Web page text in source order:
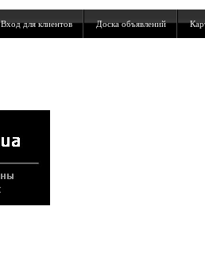
Вход для клиентов Доска объявлений